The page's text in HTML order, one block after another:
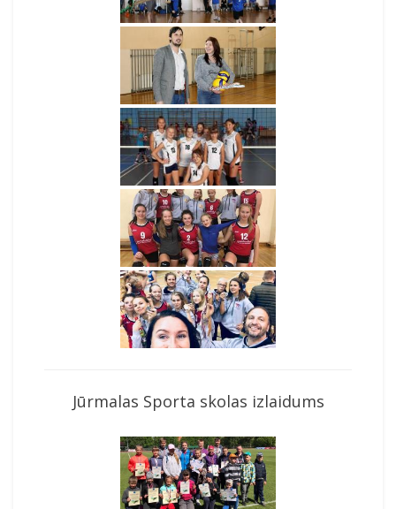
Jūrmalas Sporta skolas izlaidums